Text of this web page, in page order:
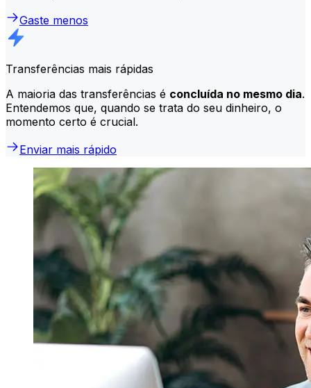
Gaste menos
Transferências mais rápidas
A maioria das transferências é concluída no mesmo dia.
Entendemos que, quando se trata do seu dinheiro, o
momento certo é crucial.
Enviar mais rápido